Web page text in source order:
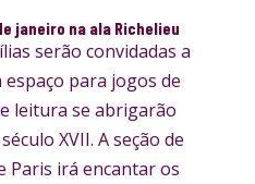
janeiro na ala Richelieu
serão convidadas a
para jogos de
leitura se abrigarão
XVII. A seção de
Paris irá encantar os